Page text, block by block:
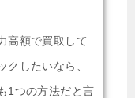
高額で買取して
したいなら、
1つの方法だと言